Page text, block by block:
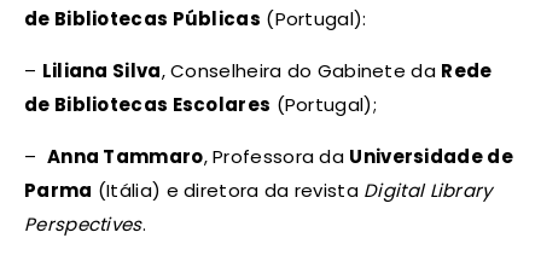
de Bibliotecas Públicas (Portugal):
– Liliana Silva, Conselheira do Gabinete da Rede
de Bibliotecas Escolares (Portugal);
– Anna Tammaro, Professora da Universidade de
Parma (Itália) e diretora da revista Digital Library
Perspectives.